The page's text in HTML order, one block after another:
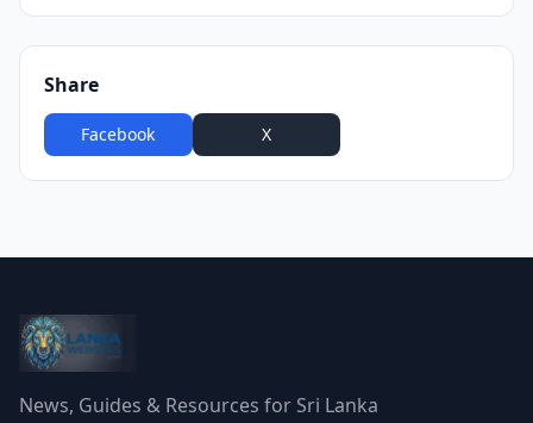
Share
Facebook X
News, Guides & Resources for Sri Lanka